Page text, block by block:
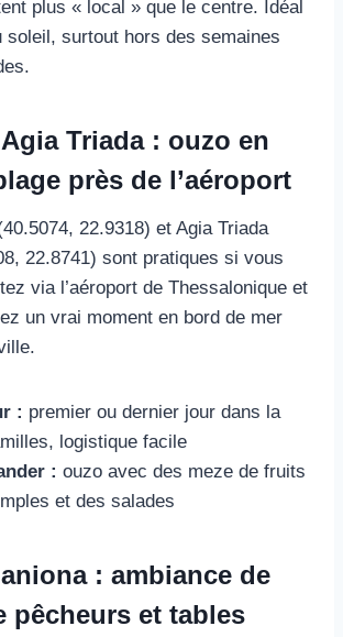
plus « local » que le centre. Idéal
soleil, surtout hors des semaines
Triada : ouzo en
près de l’aéroport
22.9318) et Agia Triada
22.8741) sont pratiques si vous
via l’aéroport de Thessalonique et
un vrai moment en bord de mer
: premier ou dernier jour dans la
logistique facile
: ouzo avec des meze de fruits
et des salades
: ambiance de
pêcheurs et tables